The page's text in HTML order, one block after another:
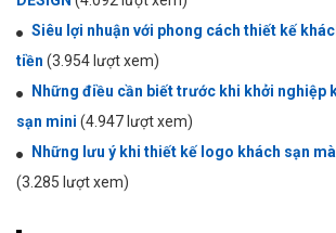
Siêu lợi nhuận với phong cách thiết kế
tiền (3.954 lượt xem)
Những điều cần biết trước khi khởi nghiệp
sạn mini (4.947 lượt xem)
Những lưu ý khi thiết kế logo khách sạn
(3.285 lượt xem)